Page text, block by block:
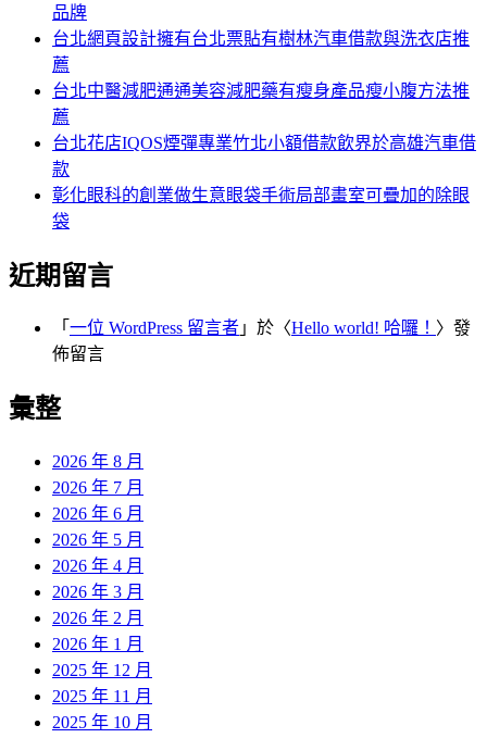
品牌
台北網頁設計擁有台北票貼有樹林汽車借款與洗衣店推
薦
台北中醫減肥通通美容減肥藥有瘦身產品瘦小腹方法推
薦
台北花店IQOS煙彈專業竹北小額借款飲界於高雄汽車借
款
彰化眼科的創業做生意眼袋手術局部畫室可疊加的除眼
袋
近期留言
「 一位 WordPress 留言者 」於〈Hello world! 哈囉！ 〉發
佈留言
彙整
2026 年 8 月
2026 年 7 月
2026 年 6 月
2026 年 5 月
2026 年 4 月
2026 年 3 月
2026 年 2 月
2026 年 1 月
2025 年 12 月
2025 年 11 月
2025 年 10 月